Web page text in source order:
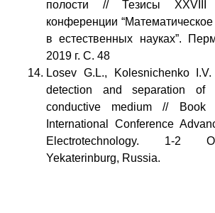
полости // Тезисы XXVIII
конференции
в естественных науках”.
2019 г. С. 48
Losev G.L., Kolesnichenko
detection and separation
conductive medium //
International Conference
Electrotechnology. 1-2
Yekaterinburg, Russia.